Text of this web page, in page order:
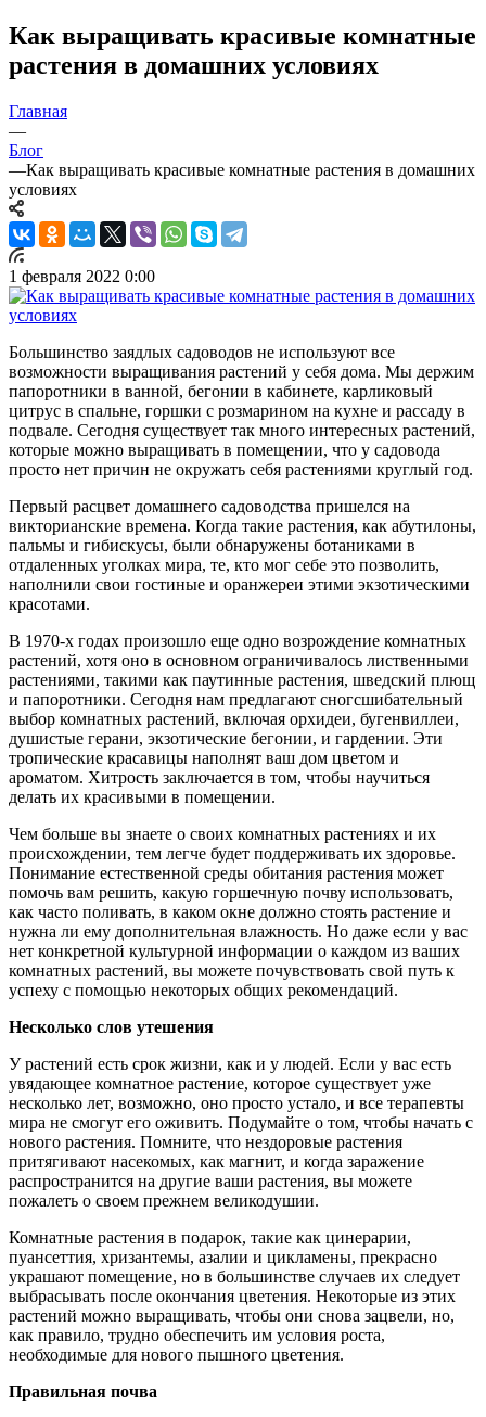
Как выращивать красивые комнатные
растения в домашних условиях
Главная
—
Блог
—Как выращивать красивые комнатные растения в домашних
условиях
1 февраля 2022 0:00
Большинство заядлых садоводов не используют все
возможности выращивания растений у себя дома. Мы держим
папоротники в ванной, бегонии в кабинете, карликовый
цитрус в спальне, горшки с розмарином на кухне и рассаду в
подвале. Сегодня существует так много интересных растений,
которые можно выращивать в помещении, что у садовода
просто нет причин не окружать себя растениями круглый год.
Первый расцвет домашнего садоводства пришелся на
викторианские времена. Когда такие растения, как абутилоны,
пальмы и гибискусы, были обнаружены ботаниками в
отдаленных уголках мира, те, кто мог себе это позволить,
наполнили свои гостиные и оранжереи этими экзотическими
красотами.
В 1970-х годах произошло еще одно возрождение комнатных
растений, хотя оно в основном ограничивалось лиственными
растениями, такими как паутинные растения, шведский плющ
и папоротники. Сегодня нам предлагают сногсшибательный
выбор комнатных растений, включая орхидеи, бугенвиллеи,
душистые герани, экзотические бегонии, и гардении. Эти
тропические красавицы наполнят ваш дом цветом и
ароматом. Хитрость заключается в том, чтобы научиться
делать их красивыми в помещении.
Чем больше вы знаете о своих комнатных растениях и их
происхождении, тем легче будет поддерживать их здоровье.
Понимание естественной среды обитания растения может
помочь вам решить, какую горшечную почву использовать,
как часто поливать, в каком окне должно стоять растение и
нужна ли ему дополнительная влажность. Но даже если у вас
нет конкретной культурной информации о каждом из ваших
комнатных растений, вы можете почувствовать свой путь к
успеху с помощью некоторых общих рекомендаций.
Несколько слов утешения
У растений есть срок жизни, как и у людей. Если у вас есть
увядающее комнатное растение, которое существует уже
несколько лет, возможно, оно просто устало, и все терапевты
мира не смогут его оживить. Подумайте о том, чтобы начать с
нового растения. Помните, что нездоровые растения
притягивают насекомых, как магнит, и когда заражение
распространится на другие ваши растения, вы можете
пожалеть о своем прежнем великодушии.
Комнатные растения в подарок, такие как цинерарии,
пуансеттия, хризантемы, азалии и цикламены, прекрасно
украшают помещение, но в большинстве случаев их следует
выбрасывать после окончания цветения. Некоторые из этих
растений можно выращивать, чтобы они снова зацвели, но,
как правило, трудно обеспечить им условия роста,
необходимые для нового пышного цветения.
Правильная почва